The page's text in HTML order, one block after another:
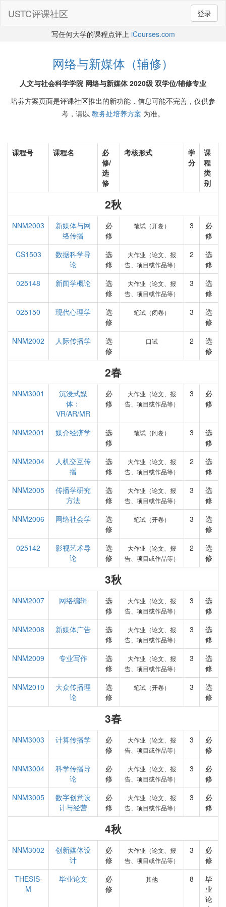
登录
USTC评课社区
写任何大学的课程点评上 iCourses.com
网络与新媒体（辅修）
人文与社会科学学院 网络与新媒体 2020级 双学位/辅修专业
培养方案页面是评课社区推出的新功能，信息可能不完善，仅供参
考，请以 教务处培养方案 为准。
课程号 课程名
必
修/
选
修
考核形式
学
分
课
程
类
别
2秋
NNM2003
新媒体与网
络传播
必
修
笔试（开卷） 3
必
修
CS1503
数据科学导
论
选
修
大作业（论文、报
告、项目或作品等）
2
选
修
025148
新闻学概论
选
修
大作业（论文、报
告、项目或作品等）
3
选
修
025150
现代心理学
选
修
笔试（闭卷） 3
选
修
NNM2002
人际传播学
选
修
口试 2
选
修
2春
NNM3001
沉浸式媒
体：
VR/AR/MR
必
修
大作业（论文、报
告、项目或作品等）
3
必
修
NNM2001 媒介经济学
选
修
笔试（闭卷） 3
选
修
NNM2004
人机交互传
播
选
修
大作业（论文、报
告、项目或作品等）
2
选
修
NNM2005
传播学研究
方法
选
修
大作业（论文、报
告、项目或作品等）
3
选
修
NNM2006
网络社会学
选
修
笔试（开卷） 3
选
修
025142
影视艺术导
论
选
修
大作业（论文、报
告、项目或作品等）
2
选
修
3秋
NNM2007 网络编辑
选
修
大作业（论文、报
告、项目或作品等）
3
选
修
NNM2008
新媒体广告
选
修
大作业（论文、报
告、项目或作品等）
3
选
修
NNM2009
专业写作
选
修
大作业（论文、报
告、项目或作品等）
3
选
修
NNM2010
大众传播理
论
选
修
笔试（开卷） 3
选
修
3春
NNM3003 计算传播学
必
修
大作业（论文、报
告、项目或作品等）
3
必
修
NNM3004
科学传播导
论
必
修
大作业（论文、报
告、项目或作品等）
3
必
修
NNM3005
数字创意设
计与经营
必
修
大作业（论文、报
告、项目或作品等）
3
必
修
4秋
NNM3002
创新媒体设
计
必
修
大作业（论文、报
告、项目或作品等）
3
必
修
THESIS-
M
毕业论文
必
修
其他 8
毕
业
论